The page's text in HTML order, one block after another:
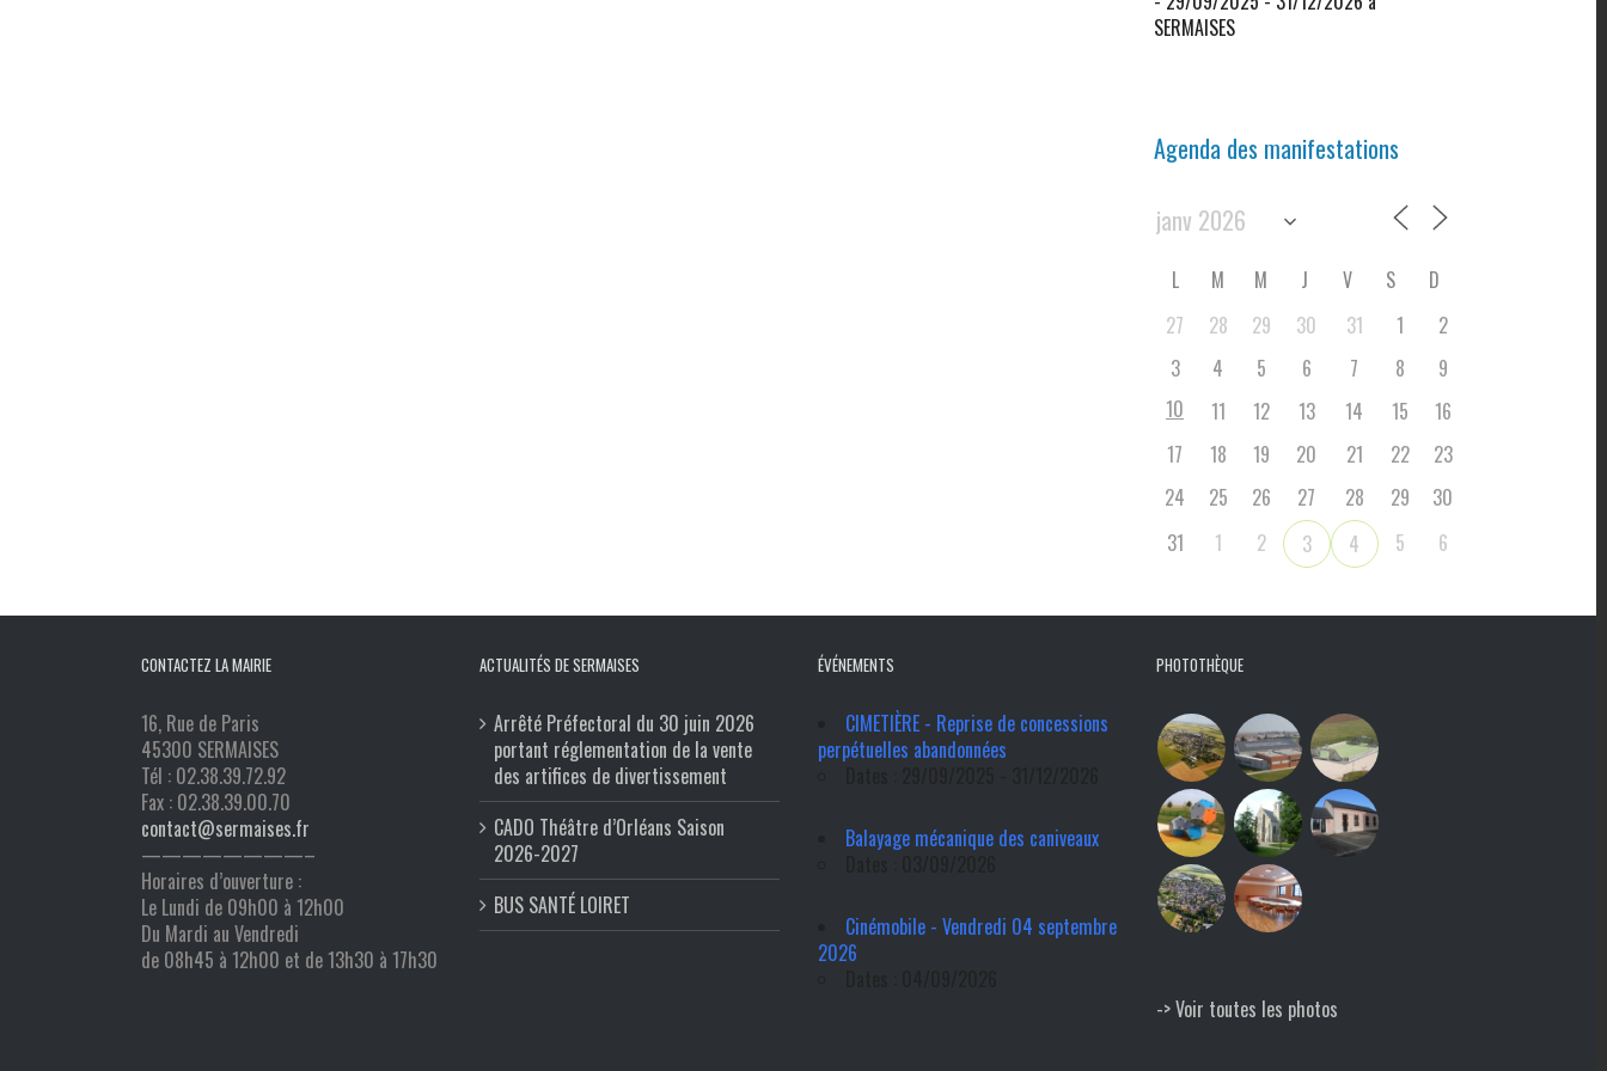
SERMAISES
Agenda des manifestations
L M M J V S
D
27
28 29 30 31 1
2
3
4 5 6 7 8
9
10
11 12 13 14 15
16
17
18 19 20 21 22
23
24
25 26 27 28 29
30
31
1 2 3 4 5 6
CONTACTEZ LA MAIRIE
16, Rue de Paris
45300 SERMAISES
Tél : 02.38.39.72.92
Fax : 02.38.39.00.70
contact@sermaises.fr
————————–
Horaires d’ouverture :
Le Lundi de 09h00 à 12h00
Du Mardi au Vendredi
de 08h45 à 12h00 et de 13h30 à 17h30
ACTUALITÉS DE SERMAISES
Arrêté Préfectoral du 30 juin 2026
portant réglementation de la vente
des artifices de divertissement
CADO Théâtre d’Orléans Saison
2026-2027
BUS SANTÉ LOIRET
ÉVÉNEMENTS
CIMETIÈRE - Reprise de concessions
perpétuelles abandonnées
Balayage mécanique des caniveaux
Cinémobile - Vendredi 04 septembre
2026
PHOTOTHÈQUE
-> Voir toutes les photos